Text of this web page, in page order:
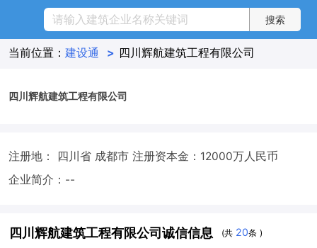
当前位置： 建设通 > 四川辉航建筑工程有限公司
四川辉航建筑工程有限公司
注册地： 四川省 成都市 注册资本金：12000万人民币
企业简介：--
四川辉航建筑工程有限公司诚信信息 (共 20条 )